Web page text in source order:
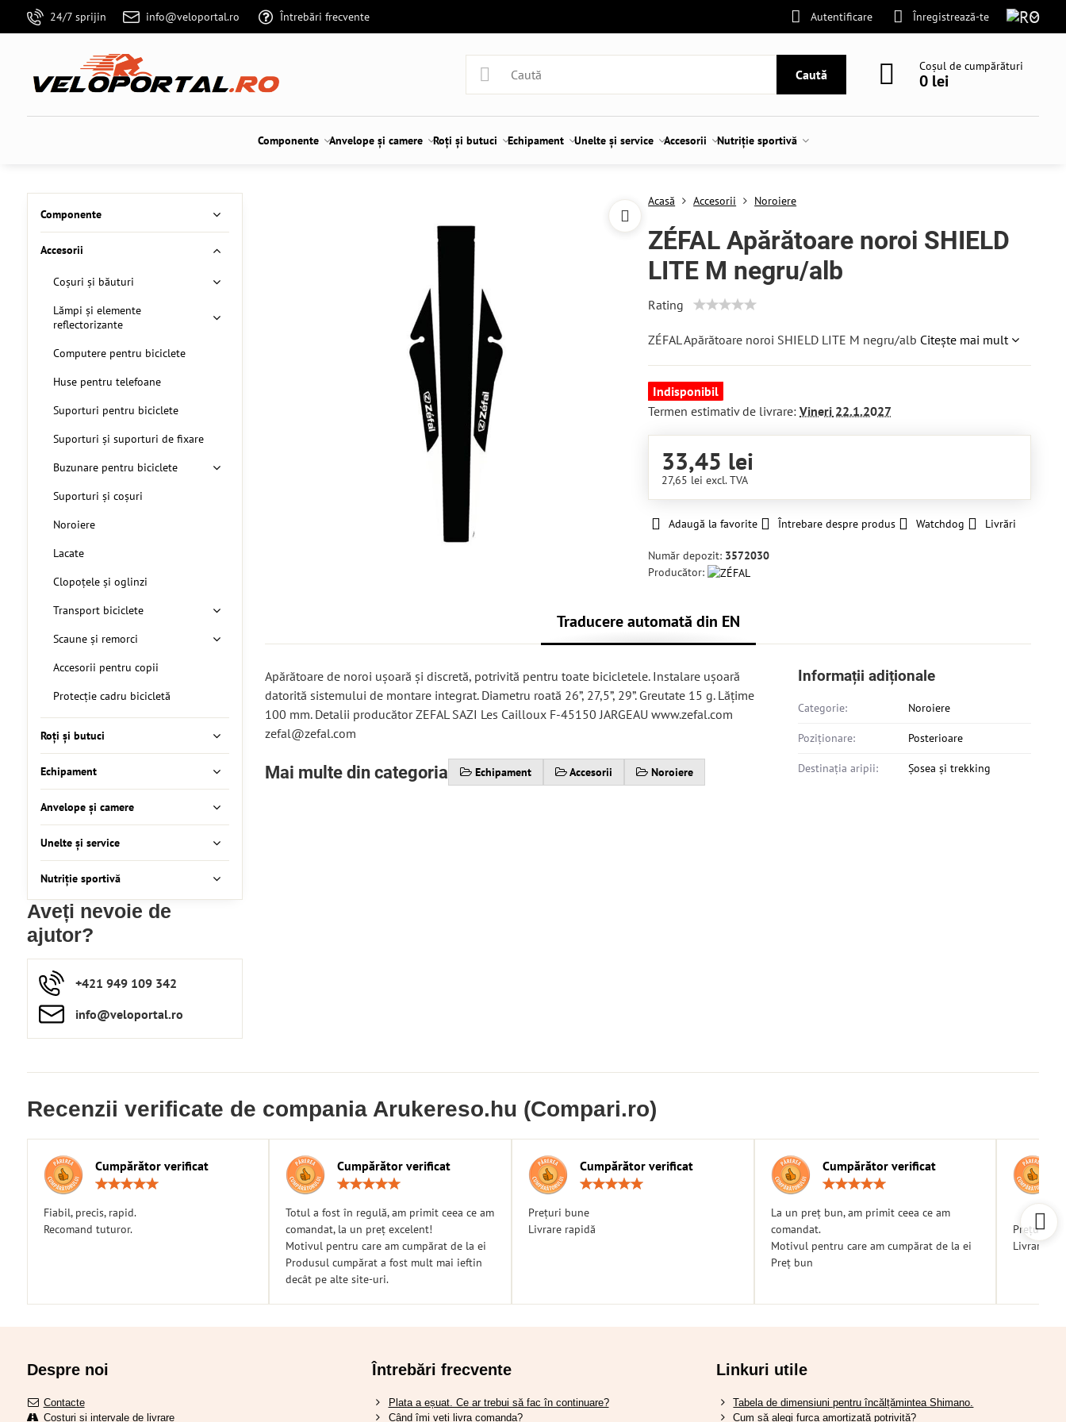
24/7 sprijin info@veloportal.ro Întrebări frecvente Autentificare Înregistrează-te
Caută
Coșul de cumpărături
0 lei
Componente Anvelope și camere Roți și butuci Echipament Unelte și service Accesorii Nutriție sportivă
Acasă Accesorii Noroiere
ZÉFAL Apărătoare noroi SHIELD
LITE M negru/alb
Rating
ZÉFAL Apărătoare noroi SHIELD LITE M negru/alb Citește mai mult
Indisponibil
Termen estimativ de livrare:Vineri 22.1.2027
33,45 lei
27,65 leiexcl. TVA
Adaugă la favorite Întrebare despre produs Watchdog Livrări
Număr depozit: 3572030
Producător:
Traducere automată din EN
Apărătoare de noroi ușoară și discretă, potrivită pentru toate bicicletele. Instalare ușoară
datorită sistemului de montare integrat. Diametru roată 26”, 27,5”, 29”. Greutate 15 g. Lățime
100 mm. Detalii producător ZEFAL SAZI Les Cailloux F-45150 JARGEAU www.zefal.com
zefal@zefal.com
Mai multe din categoria Echipament Accesorii Noroiere
Informații adiționale
Categorie: Noroiere
Poziționare: Posterioare
Destinația aripii: Șosea și trekking
Componente
Accesorii
Coșuri și băuturi
Lămpi și elemente
reflectorizante
Computere pentru biciclete
Huse pentru telefoane
Suporturi pentru biciclete
Suporturi și suporturi de fixare
Buzunare pentru biciclete
Suporturi și coșuri
Noroiere
Lacate
Clopoțele și oglinzi
Transport biciclete
Scaune și remorci
Accesorii pentru copii
Protecție cadru bicicletă
Roți și butuci
Echipament
Anvelope și camere
Unelte și service
Nutriție sportivă
Aveți nevoie de
ajutor?
+421 949 109 342
info​​@veloportal​.ro
Recenzii verificate de compania Arukereso.hu (Compari.ro)
Cumpărător verificat
Fiabil, precis, rapid.
Recomand tuturor.
Cumpărător verificat
/
5
Totul a fost în regulă, am primit ceea ce am
comandat, la un preț excelent!
Motivul pentru care am cumpărat de la ei
Produsul cumpărat a fost mult mai ieftin
decât pe alte site-uri.
Cumpărător verificat
Prețuri bune
Livrare rapidă
Cumpărător verificat
/
5
La un preț bun, am primit ceea ce am
comandat.
Motivul pentru care am cumpărat de la ei
Preț bun
Prețuri
Livrare
Despre noi
Contacte
Costuri și intervale de livrare
Întrebări frecvente
Plata a eșuat. Ce ar trebui să fac în continuare?
Când îmi veți livra comanda?
Linkuri utile
Tabela de dimensiuni pentru încălțămintea Shimano.
Cum să alegi furca amortizată potrivită?